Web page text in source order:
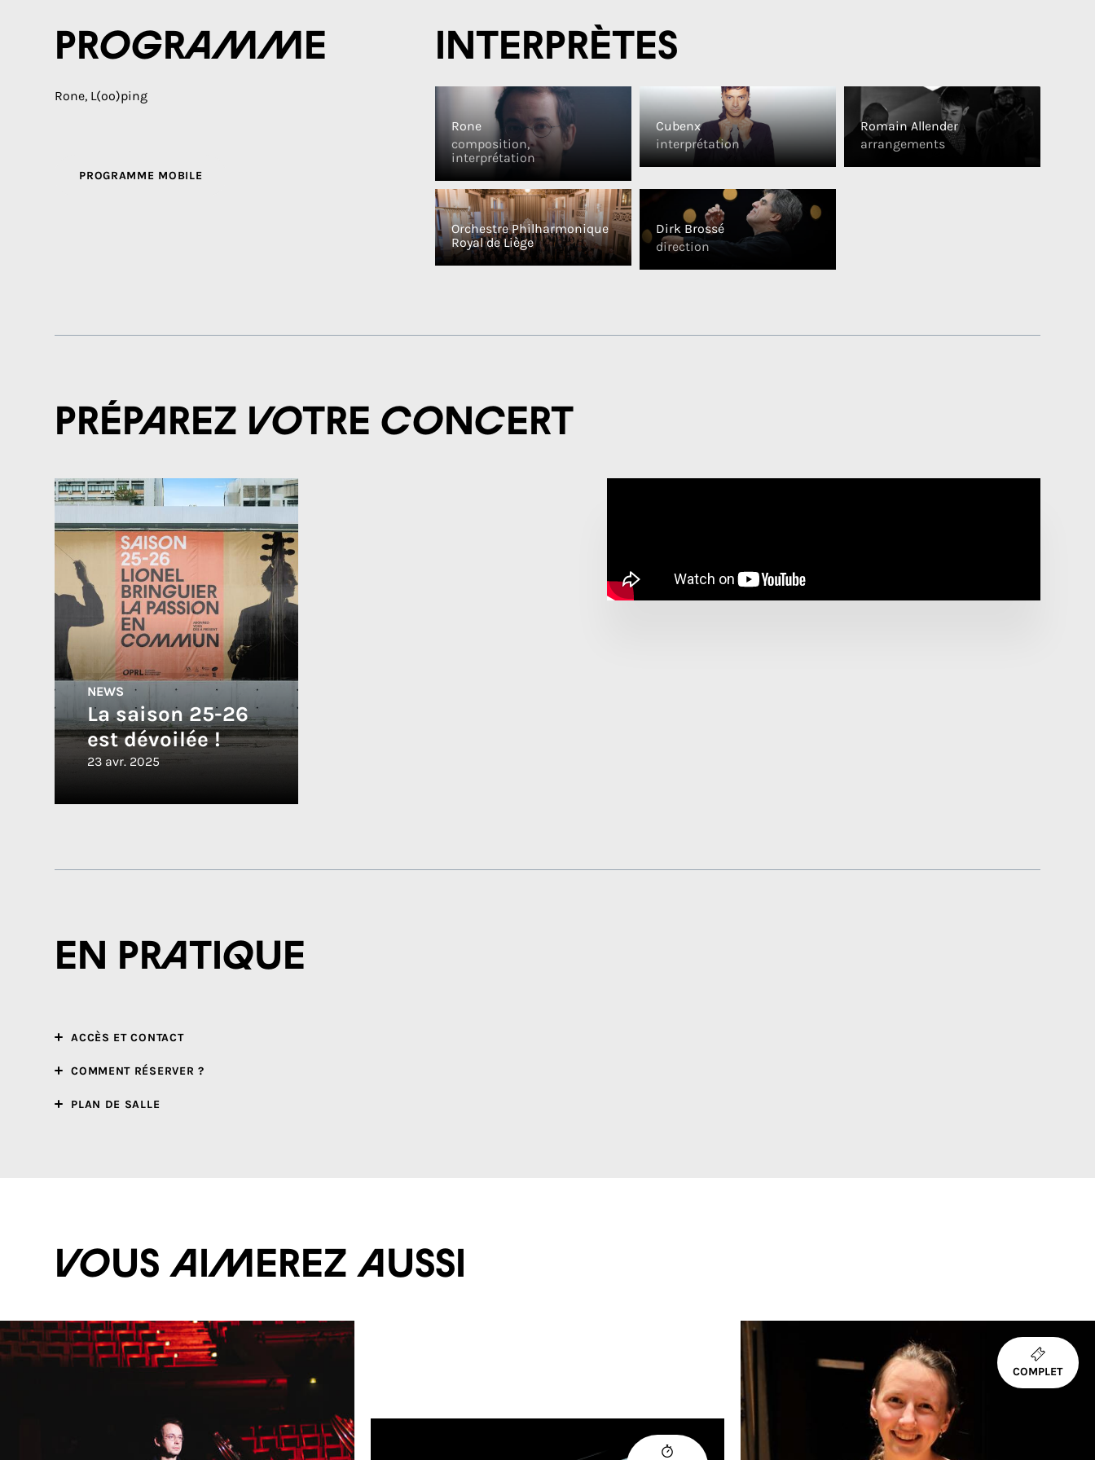
Programme
Rone, L(oo)ping
PROGRAMME MOBILE
Interprètes
Rone
composition,
interprétation
Cubenx
interprétation
Romain Allender
arrangements
Orchestre Philharmonique
Royal de Liège
Dirk Brossé
direction
Préparez votre concert
NEWS
La saison 25-26
est dévoilée !
23 avr. 2025
En pratique
ACCÈS ET CONTACT
COMMENT RÉSERVER ?
PLAN DE SALLE
Vous aimerez aussi
COMPLET